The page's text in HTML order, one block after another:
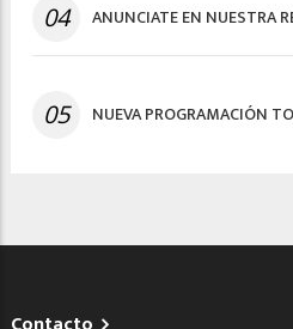
04 ANUNCIATE EN NUESTRA
05 NUEVA PROGRAMACIÓN